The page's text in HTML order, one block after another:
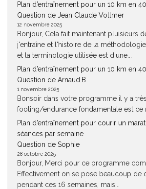
Plan d’entraînement pour un 10 km en
Question de Jean Claude Vollmer
12 novembre 2025
Bonjour, Cela fait maintenant pluisieurs
j'entraîne et l'histoire de la
et la terminologie utilisée est d'une...
Plan d’entraînement pour un 10 km en
Question de Arnaud.B
1 novembre 2025
Bonsoir dans votre programme il y a
footing/endurance fondamentale est ce
Plan d’entraînement pour courir un
séances par semaine
Question de Sophie
28 octobre 2025
Bonjour, Merci pour ce programme
Effectivement on se pose beaucoup de
pendant ces 16 semaines, mais...